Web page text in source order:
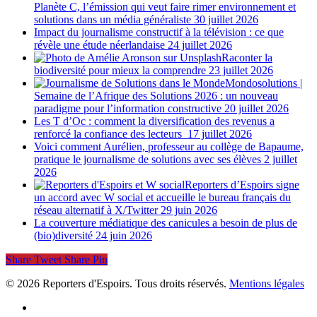
Planète C, l’émission qui veut faire rimer environnement et
solutions dans un média généraliste 30 juillet 2026
Impact du journalisme constructif à la télévision : ce que
révèle une étude néerlandaise 24 juillet 2026
Raconter la
biodiversité pour mieux la comprendre 23 juillet 2026
Mondosolutions |
Semaine de l’Afrique des Solutions 2026 : un nouveau
paradigme pour l’information constructive 20 juillet 2026
Les T d’Oc : comment la diversification des revenus a
renforcé la confiance des lecteurs 17 juillet 2026
Voici comment Aurélien, professeur au collège de Bapaume,
pratique le journalisme de solutions avec ses élèves 2 juillet
2026
Reporters d’Espoirs signe
un accord avec W social et accueille le bureau français du
réseau alternatif à X/Twitter 29 juin 2026
La couverture médiatique des canicules a besoin de plus de
(bio)diversité 24 juin 2026
Share Tweet Share Pin
© 2026 Reporters d'Espoirs. Tous droits réservés. Mentions légales